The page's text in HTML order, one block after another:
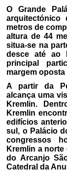
O Grande
arquitectónico
metros de
altura de 44
situa-se na
desce até ao
principal
margem
A partir da
alcança uma
Kremlin.
Kremlin
edifícios
sul, o Palácio
congressos
Kremlin a norte
do Arcanjo
Catedral da